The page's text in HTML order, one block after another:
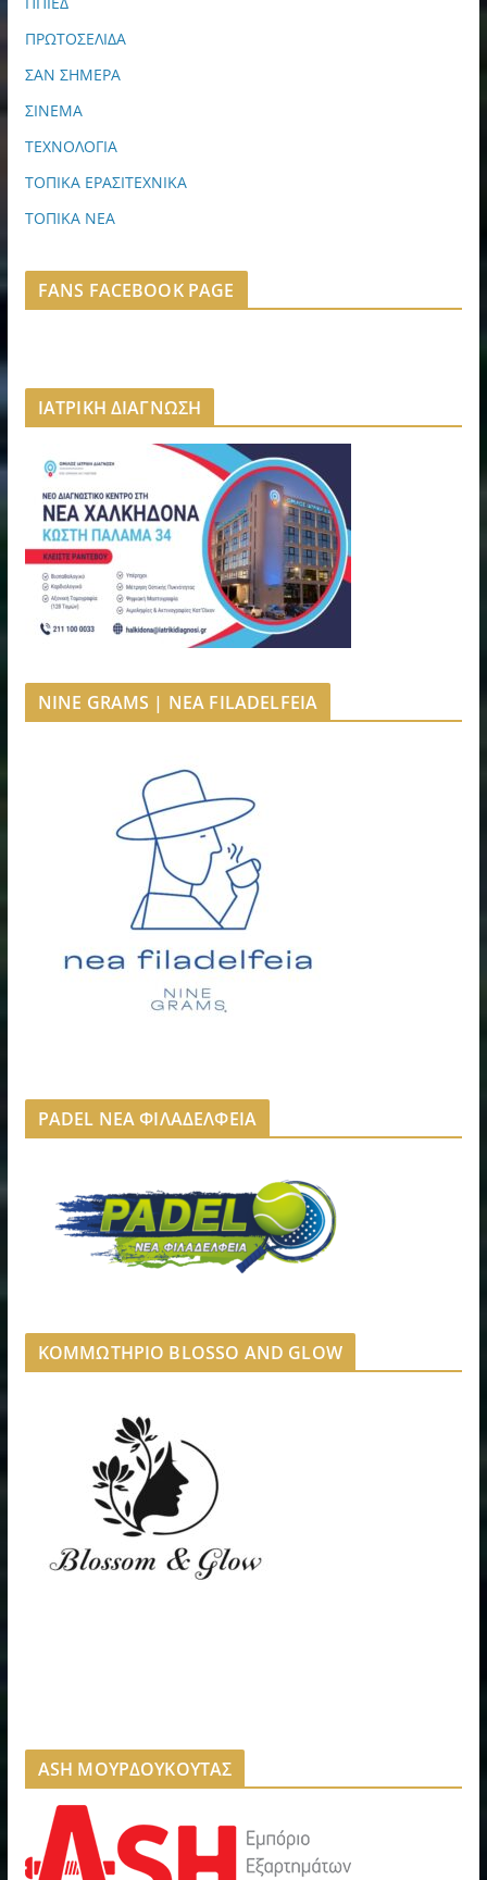
ΠΡΩΤΟΣΕΛΙΔΑ
ΣΑΝ ΣΗΜΕΡΑ
ΣΙΝΕΜΑ
ΤΕΧΝΟΛΟΓΙΑ
ΤΟΠΙΚΑ ΕΡΑΣΙΤΕΧΝΙΚΑ
ΤΟΠΙΚΑ ΝΕΑ
FANS FACEBOOK PAGE
ΙΑΤΡΙΚΗ ΔΙΑΓΝΩΣΗ
NINE GRAMS | NEA FILADELFEIA
PADEL ΝΕΑ ΦΙΛΑΔΕΛΦΕΙΑ
ΚΟΜΜΩΤΗΡΙΟ BLOSSO AND GLOW
ASH ΜΟΥΡΔΟΥΚΟΥΤΑΣ